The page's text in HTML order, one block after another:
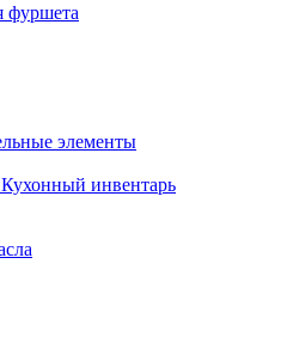
фуршета
элементы
Кухонный инвентарь